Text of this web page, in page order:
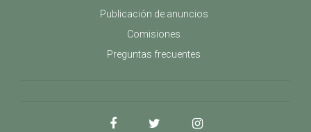
Publicación de anuncios
Comisiones
Preguntas frecuentes